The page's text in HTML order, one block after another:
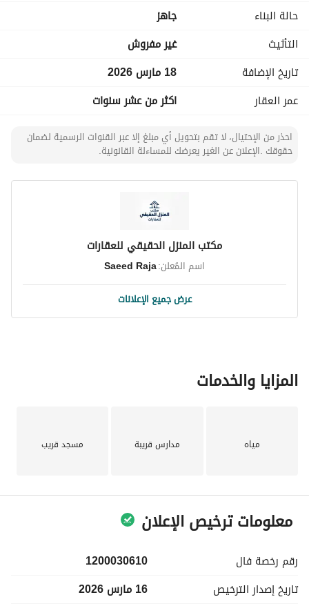
حالة البناء
جاهز
التأثيث
غير مفروش
تاريخ الإضافة
18 مارس 2026
عمر العقار
اكثر من عشر سنوات
احذر من الإحتيال، لا تقم بتحويل أي مبلغ إلا عبر القنوات الرسمية لضمان
حقوقك .الإعلان عن الغير يعرضك للمساءلة القانونية.
مكتب المنزل الحقيقي للعقارات
اسم المُعلن:Saeed Raja
عرض جميع الإعلانات
المزايا والخدمات
مياه مدارس قريبة مسجد قريب
معلومات ترخيص الإعلان
رقم رخصة فال
1200030610
تاريخ إصدار الترخيص
16 مارس 2026